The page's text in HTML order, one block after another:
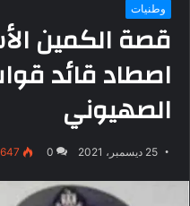
وطنيات
قصة الكمين
اصطاد قائد
الصهيوني
25 ديسمبر، 2021 0
647